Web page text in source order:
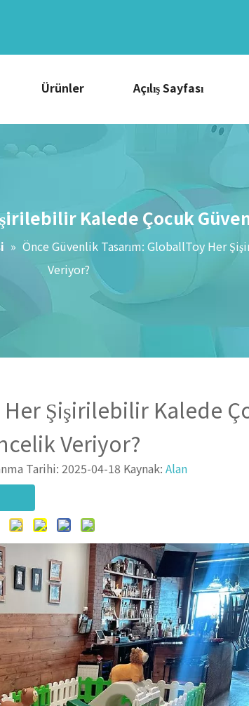
Ürünler Açılış Sayfası
Kalede Çocuk
» Önce Güvenlik Tasarım: GloballToy Her
Veriyor?
Şişirilebilir Kalede
Veriyor?
Tarihi: 2025-04-18 Kaynak: Alan